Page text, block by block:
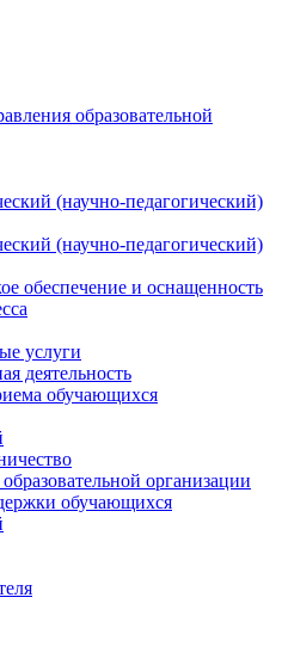
образовательной
(научно-педагогический)
(научно-педагогический)
обеспечение и оснащенность
услуги
деятельность
обучающихся
организации
обучающихся